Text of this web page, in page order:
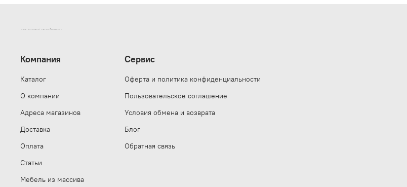
ИНТЕРНЕТ-МАГАЗИН ДВЕРНОЙ И МЕБЕЛЬНОЙ ФУРНИТУРЫ САМ
Компания
Каталог
О компании
Адреса магазинов
Доставка
Оплата
Статьи
Мебель из массива
Сервис
Оферта и политика конфиденциальности
Пользовательское соглашение
Условия обмена и возврата
Блог
Обратная связь